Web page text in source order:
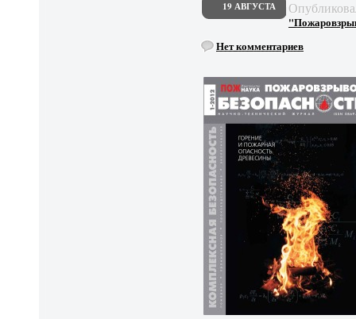
19 АВГУСТА
Нет комментариев